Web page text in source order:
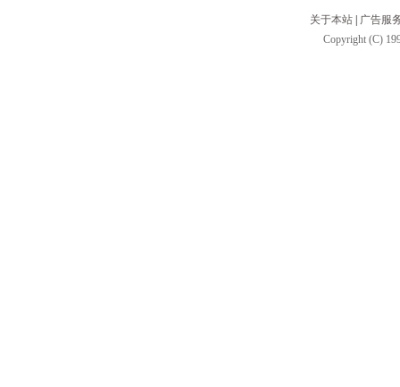
关于本站
广告服
Copyright (C)